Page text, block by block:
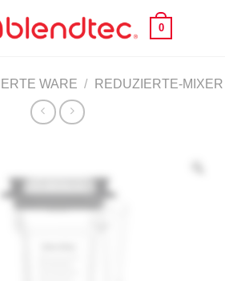
0
WARE / REDUZIERTE-MIXER